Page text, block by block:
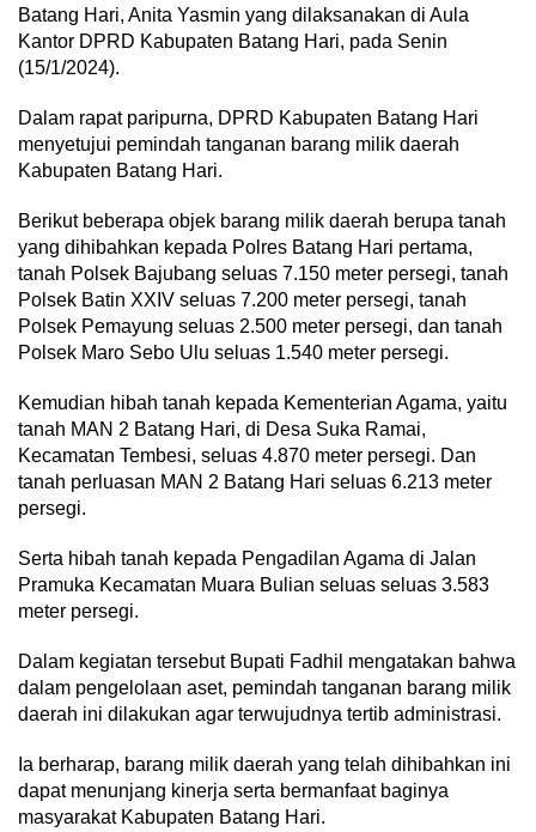
Batang Hari, Anita Yasmin yang dilaksanakan di Aula
Kantor DPRD Kabupaten Batang Hari, pada Senin
(15/1/2024).
Dalam rapat paripurna, DPRD Kabupaten Batang Hari
menyetujui pemindah tanganan barang milik daerah
Kabupaten Batang Hari.
Berikut beberapa objek barang milik daerah berupa tanah
yang dihibahkan kepada Polres Batang Hari pertama,
tanah Polsek Bajubang seluas 7.150 meter persegi, tanah
Polsek Batin XXIV seluas 7.200 meter persegi, tanah
Polsek Pemayung seluas 2.500 meter persegi, dan tanah
Polsek Maro Sebo Ulu seluas 1.540 meter persegi.
Kemudian hibah tanah kepada Kementerian Agama, yaitu
tanah MAN 2 Batang Hari, di Desa Suka Ramai,
Kecamatan Tembesi, seluas 4.870 meter persegi. Dan
tanah perluasan MAN 2 Batang Hari seluas 6.213 meter
persegi.
Serta hibah tanah kepada Pengadilan Agama di Jalan
Pramuka Kecamatan Muara Bulian seluas seluas 3.583
meter persegi.
Dalam kegiatan tersebut Bupati Fadhil mengatakan bahwa
dalam pengelolaan aset, pemindah tanganan barang milik
daerah ini dilakukan agar terwujudnya tertib administrasi.
Ia berharap, barang milik daerah yang telah dihibahkan ini
dapat menunjang kinerja serta bermanfaat baginya
masyarakat Kabupaten Batang Hari.